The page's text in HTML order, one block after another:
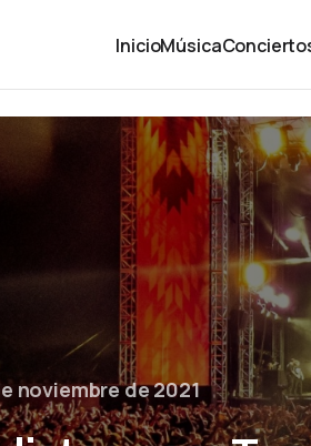
InicioMúsica
noviembre de 2021